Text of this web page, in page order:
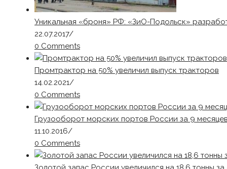
Уникальная «броня» РФ: «ЗиО-Подольск»
22.07.2017/
0 Comments
Промтрактор на 50% увеличил выпуск тракторов
14.02.2021/
0 Comments
Грузооборот морских портов России за 9
11.10.2016/
0 Comments